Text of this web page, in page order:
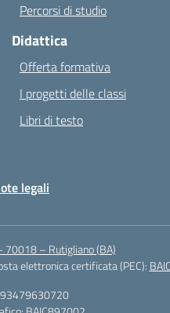
Percorsi di studio
Didattica
Offerta formativa
I progetti delle classi
Libri di testo
legali
70018 – Rutigliano (BA)
elettronica certificata (PEC):
93479630720